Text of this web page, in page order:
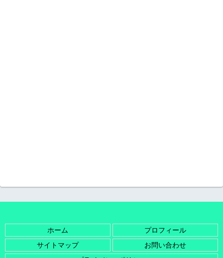
ホーム
プロフィール
サイトマップ
お問い合わせ